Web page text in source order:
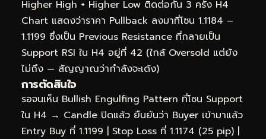
Higher High + Higher Low ติดต่อกัน 3 ครั้ง H4
Chart แสดงว่าราคา Pullback ลงมาที่โซน 1.1184 –
1.1199 ซึ่งเป็น Previous Resistance ที่กลายเป็น
Support RSI ใน H4 อยู่ที่ 42 (ใกล้ Oversold แต่ยัง
ไม่ถึง — สัญญาณว่ากำลังจะเด้ง)
การตัดสินใจ
รอจนเห็น Bullish Engulfing Pattern ที่โซน Support
ใน H4 → Candle ปิดแล้ว ยืนยันว่า Buyer เข้ามาแล้ว
Entry Buy ที่ 1.1199 | Stop Loss ที่ 1.1174 (25 pip) |